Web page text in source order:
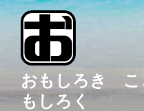
コ
へ
おもしろき
もしろく